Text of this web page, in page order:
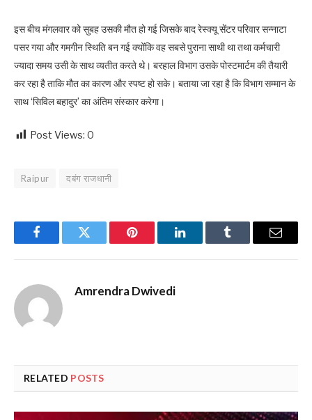
इस बीच मंगलवार को सुबह उसकी मौत हो गई जिसके बाद रेस्क्यू सेंटर परिवार सन्नाटा
पसर गया और गमगीन स्थिति बन गई क्योंकि वह सबसे पुराना साथी था तथा कर्मचारी
ज्यादा समय उसी के साथ व्यतीत करते थे। बरहाल विभाग उसके पोस्टमार्टम की तैयारी
कर रहा है ताकि मौत का कारण और स्पष्ट हो सके। बताया जा रहा है कि विभाग सम्मान के
साथ ‘सिविल बहादुर’ का अंतिम संस्कार करेगा।
Post Views: 0
Raipur दबंग राजधानी
FacebookTwitter Pinterest LinkedInTumblr Email
Amrendra Dwivedi
RELATED POSTS